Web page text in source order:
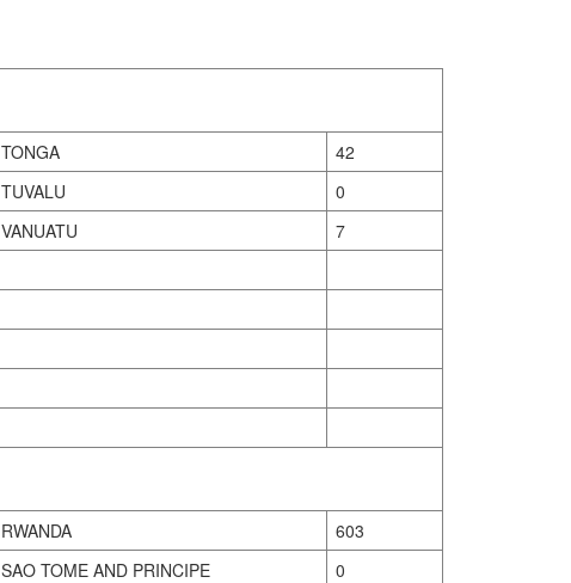
TONGA
42
TUVALU
0
VANUATU
7
RWANDA
603
SAO TOME AND PRINCIPE
0